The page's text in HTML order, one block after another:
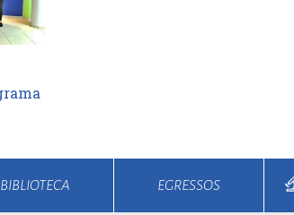
BIBLIOTECA EGRESSOS